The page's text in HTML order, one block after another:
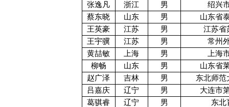
张逸凡
浙江 男
绍兴
蔡东晓
山东 男
山东省
王英豪
江苏 男
江苏省
王宇骥
江苏 男
常州
黄喆敏
上海 男
上海
柳畅
山东 男
山东省
赵广泽
吉林 男
东北师范
吕嘉庆
辽宁 男
大连市
葛骐睿
辽宁 男
东北